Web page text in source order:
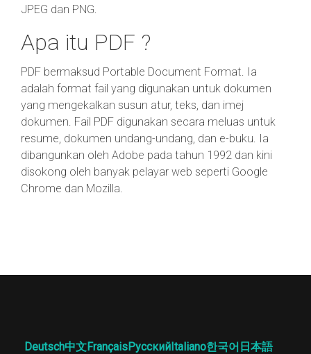
JPEG dan PNG.
Apa itu PDF ?
PDF bermaksud Portable Document Format. Ia
adalah format fail yang digunakan untuk dokumen
yang mengekalkan susun atur, teks, dan imej
dokumen. Fail PDF digunakan secara meluas untuk
resume, dokumen undang-undang, dan e-buku. Ia
dibangunkan oleh Adobe pada tahun 1992 dan kini
disokong oleh banyak pelayar web seperti Google
Chrome dan Mozilla.
Deutsch中文FrançaisРусскийItaliano한국어 日本語